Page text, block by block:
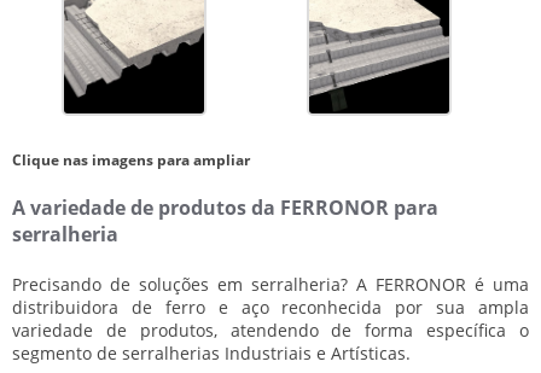
Clique nas imagens para ampliar
A variedade de produtos da FERRONOR para
serralheria
Precisando de soluções em serralheria? A FERRONOR é uma
distribuidora de ferro e aço reconhecida por sua ampla
variedade de produtos, atendendo de forma específica o
segmento de serralherias Industriais e Artísticas.